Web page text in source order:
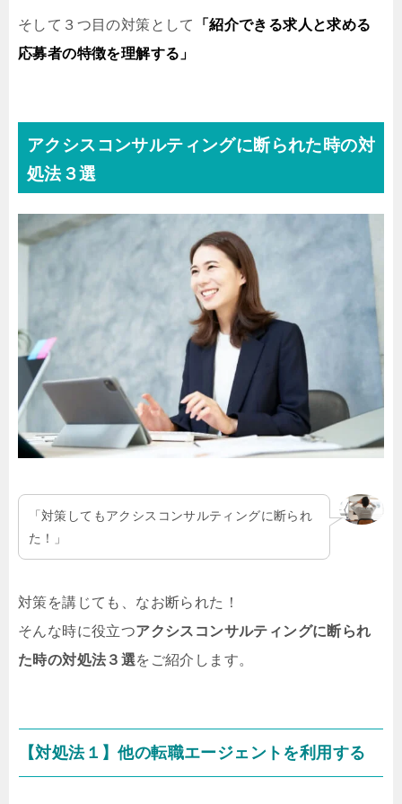
そして３つ目の対策として
「紹介できる求人と求める
応募者の特徴を理解する」
アクシスコンサルティングに断られた時の対
処法３選
「対策してもアクシスコンサルティングに断られ
た！」
対策を講じても、なお断られた！
そんな時に役立つアクシスコンサルティングに断られ
た時の対処法３選をご紹介します。
【対処法１】他の転職エージェントを利用する